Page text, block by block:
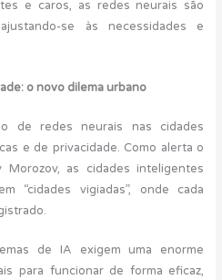
e caros, as redes neurais são
se às necessidades e
o novo dilema urbano
de redes neurais nas cidades
e de privacidade. Como alerta o
as cidades inteligentes
“cidades vigiadas”, onde cada
de IA exigem uma enorme
para funcionar de forma eficaz,